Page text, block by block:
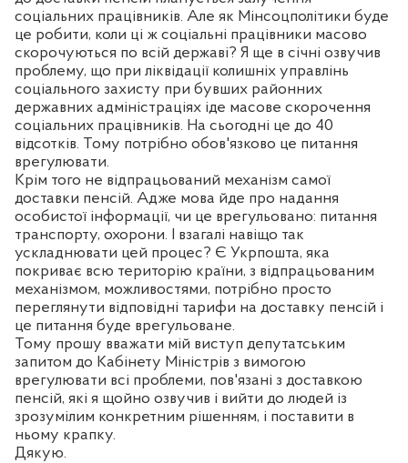
соціальних працівників. Але як Мінсоцполітики буде
це робити, коли ці ж соціальні працівники масово
скорочуються по всій державі? Я ще в січні озвучив
проблему, що при ліквідації колишніх управлінь
соціального захисту при бувших районних
державних адміністраціях іде масове скорочення
соціальних працівників. На сьогодні це до 40
відсотків. Тому потрібно обов'язково це питання
врегулювати.
Крім того не відпрацьований механізм самої
доставки пенсій. Адже мова йде про надання
особистої інформації, чи це врегульовано: питання
транспорту, охорони. І взагалі навіщо так
ускладнювати цей процес? Є Укрпошта, яка
покриває всю територію країни, з відпрацьованим
механізмом, можливостями, потрібно просто
переглянути відповідні тарифи на доставку пенсій і
це питання буде врегульоване.
Тому прошу вважати мій виступ депутатським
запитом до Кабінету Міністрів з вимогою
врегулювати всі проблеми, пов'язані з доставкою
пенсій, які я щойно озвучив і вийти до людей із
зрозумілим конкретним рішенням, і поставити в
ньому крапку.
Дякую.